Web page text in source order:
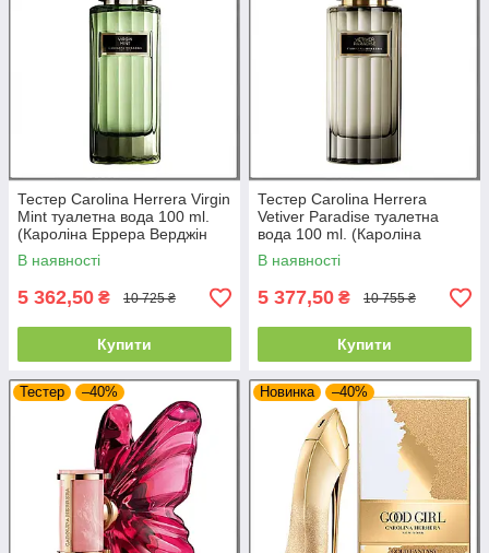
Тестер Carolina Herrera Virgin
Mint туалетна вода 100 ml.
(Кароліна Еррера Верджін
Мінт)
В наявності
5 362,50 ₴ 10 725 ₴
Купити
Тестер Carolina Herrera
Vetiver Paradise туалетна
вода 100 ml. (Кароліна
Еррера Ветивер Передайс)
В наявності
5 377,50 ₴ 10 755 ₴
Купити
Тестер –40% Новинка –40%